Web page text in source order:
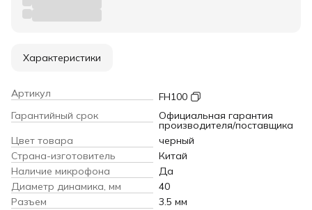
Характеристики
Артикул
FH100
Гарантийный срок
Официальная гарантия
производителя/поставщика
Цвет товара
черный
Страна-изготовитель
Китай
Наличие микрофона
Да
Диаметр динамика, мм
40
Разъем
3.5 мм